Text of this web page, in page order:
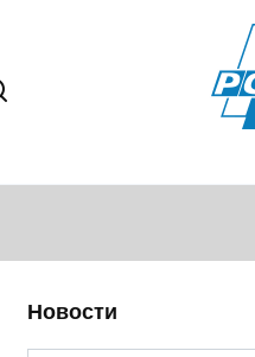
Новости